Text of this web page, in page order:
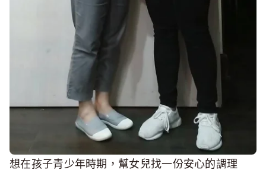
想在孩子青少年時期，幫女兒找一份安心的調理